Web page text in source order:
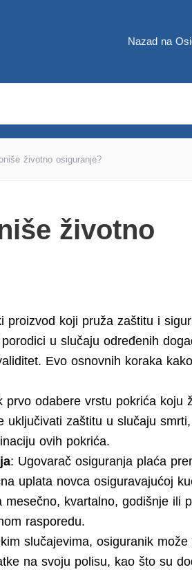
Nazad na
životno osiguranje?
životno
proizvod koji pruža zaštitu i
u slučaju određenih
Evo osnovnih koraka
prvo odabere vrstu pokrića koju
uključivati zaštitu u slučaju
ovih pokrića.
: Ugovarač osiguranja plaća
uplata novca osiguravajućoj
kvartalno, godišnje ili
rasporedu.
slučajevima, osiguranik može
na svoju polisu, kao što su